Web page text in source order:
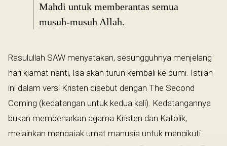
Mahdi untuk memberantas semua
musuh-musuh Allah.
Rasulullah SAW menyatakan, sesungguhnya menjelang
hari kiamat nanti, Isa akan turun kembali ke bumi. Istilah
ini dalam versi Kristen disebut dengan The Second
Coming (kedatangan untuk kedua kali). Kedatangannya
bukan membenarkan agama Kristen dan Katolik,
melainkan mengajak umat manusia untuk mengikuti